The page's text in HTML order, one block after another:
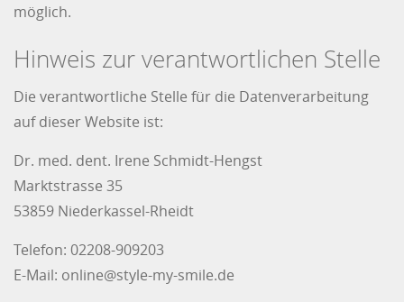
möglich.
Hinweis zur verantwortlichen Stelle
Die verantwortliche Stelle für die Datenverarbeitung
auf dieser Website ist:
Dr. med. dent. Irene Schmidt-Hengst
Marktstrasse 35
53859 Niederkassel-Rheidt
Telefon: 02208-909203
E-Mail: online@style-my-smile.de